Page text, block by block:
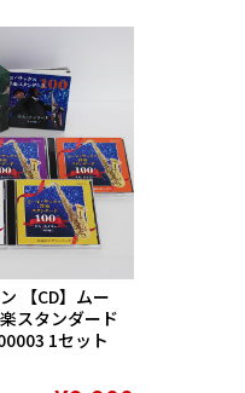
【CD】ムー
スタンダード
1セット